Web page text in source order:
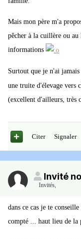
Mais mon père m'a
pêcher à la cuillère ou
informations
Surtout que je n'ai
une truite d'élevage vers
(excellent d'ailleurs, très
Citer Signaler
Invité
Invités,
dans ce cas je te
compté ... haut lieu de la